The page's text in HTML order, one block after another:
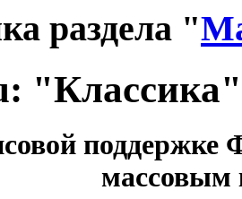
раздела "
поддержке
массовым